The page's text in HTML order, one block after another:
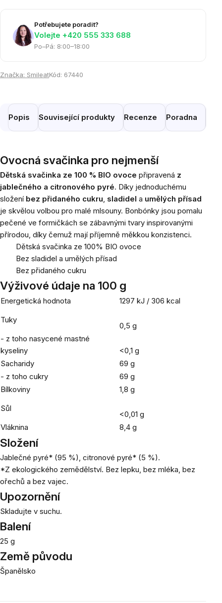
Potřebujete poradit?
Volejte ‭+420 555 333 688
Po–Pá: 8:00–18:00
Značka: SmileatKód: 67440
Popis Související produkty Recenze Poradna
Ovocná svačinka pro nejmenší
Dětská svačinka ze 100 % BIO ovoce připravená z
jablečného a citronového pyré. Díky jednoduchému
složení bez přidaného cukru, sladidel a umělých přísad
je skvělou volbou pro malé mlsouny. Bonbónky jsou pomalu
pečené ve formičkách se zábavnými tvary inspirovanými
přírodou, díky čemuž mají příjemně měkkou konzistenci.
Dětská svačinka ze 100% BIO ovoce
Bez sladidel a umělých přísad
Bez přidaného cukru
Výživové údaje na 100 g
Energetická hodnota
1297 kJ / 306 kcal
Tuky
0,5 g
- z toho nasycené mastné
kyseliny
<0,1 g
Sacharidy
69 g
- z toho cukry
69 g
Bílkoviny
1,8 g
Sůl
<0,01 g
Vláknina
8,4 g
Složení
Jablečné pyré* (95 %), citronové pyré* (5 %).
*Z ekologického zemědělství. Bez lepku, bez mléka, bez
ořechů a bez vajec.
Upozornění
Skladujte v suchu.
Balení
25 g
Země původu
Španělsko